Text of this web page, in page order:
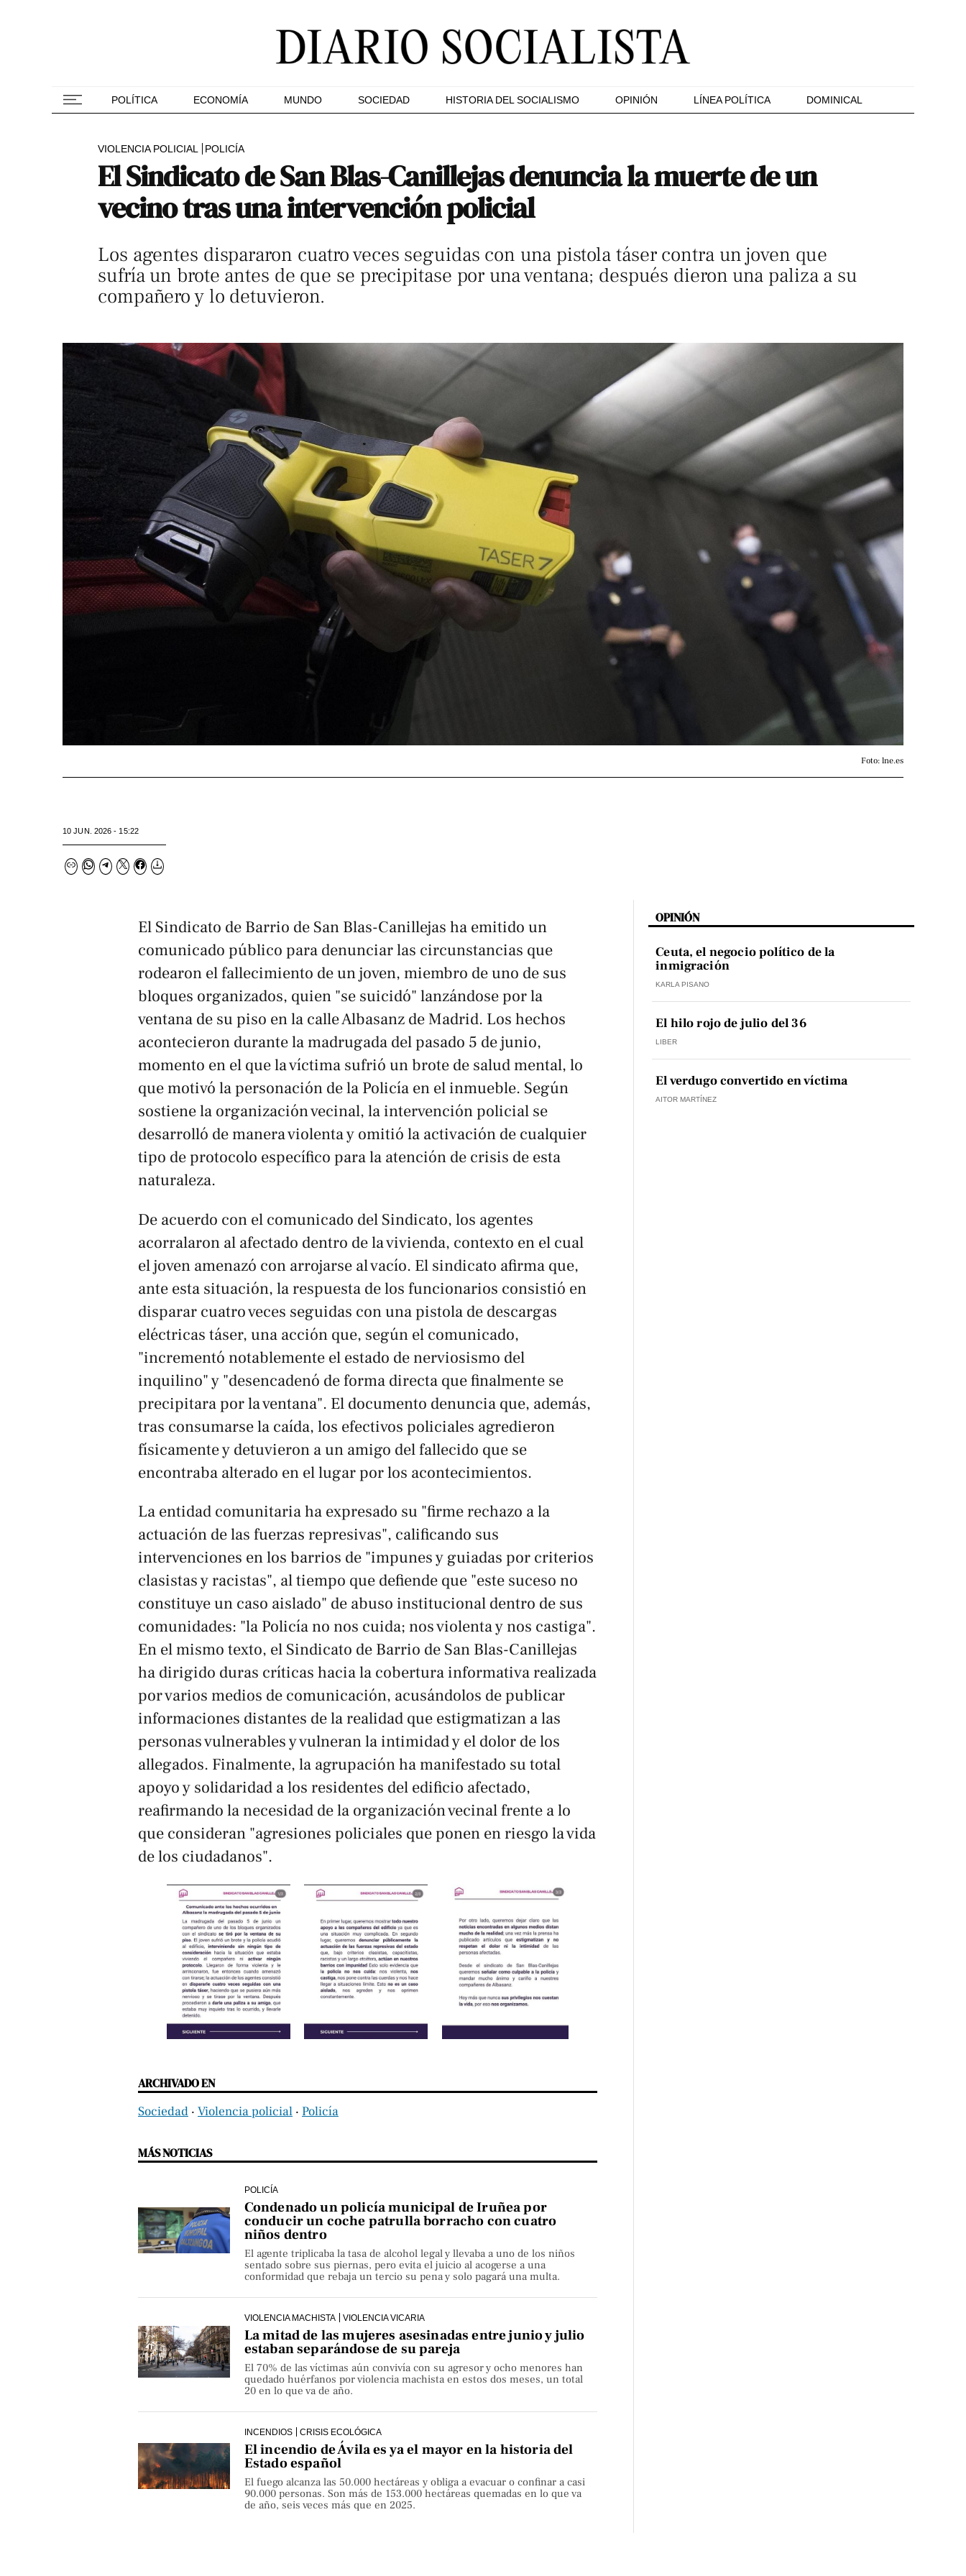
POLÍTICA ECONOMÍA MUNDO SOCIEDAD HISTORIA DEL SOCIALISMO OPINIÓN LÍNEA POLÍTICA DOMINICAL
VIOLENCIA POLICIAL POLICÍA
El Sindicato de San Blas-Canillejas denuncia la muerte de un
vecino tras una intervención policial
Los agentes dispararon cuatro veces seguidas con una pistola táser contra un joven que
sufría un brote antes de que se precipitase por una ventana; después dieron una paliza a su
compañero y lo detuvieron.
Foto: lne.es
10 JUN. 2026 - 15:22
El Sindicato de Barrio de San Blas-Canillejas ha emitido un
comunicado público para denunciar las circunstancias que
rodearon el fallecimiento de un joven, miembro de uno de sus
bloques organizados, quien "se suicidó" lanzándose por la
ventana de su piso en la calle Albasanz de Madrid. Los hechos
acontecieron durante la madrugada del pasado 5 de junio,
momento en el que la víctima sufrió un brote de salud mental, lo
que motivó la personación de la Policía en el inmueble. Según
sostiene la organización vecinal, la intervención policial se
desarrolló de manera violenta y omitió la activación de cualquier
tipo de protocolo específico para la atención de crisis de esta
naturaleza.
De acuerdo con el comunicado del Sindicato, los agentes
acorralaron al afectado dentro de la vivienda, contexto en el cual
el joven amenazó con arrojarse al vacío. El sindicato afirma que,
ante esta situación, la respuesta de los funcionarios consistió en
disparar cuatro veces seguidas con una pistola de descargas
eléctricas táser, una acción que, según el comunicado,
"incrementó notablemente el estado de nerviosismo del
inquilino" y "desencadenó de forma directa que finalmente se
precipitara por la ventana". El documento denuncia que, además,
tras consumarse la caída, los efectivos policiales agredieron
físicamente y detuvieron a un amigo del fallecido que se
encontraba alterado en el lugar por los acontecimientos.
La entidad comunitaria ha expresado su "firme rechazo a la
actuación de las fuerzas represivas", calificando sus
intervenciones en los barrios de "impunes y guiadas por criterios
clasistas y racistas", al tiempo que defiende que "este suceso no
constituye un caso aislado" de abuso institucional dentro de sus
comunidades: "la Policía no nos cuida; nos violenta y nos castiga".
En el mismo texto, el Sindicato de Barrio de San Blas-Canillejas
ha dirigido duras críticas hacia la cobertura informativa realizada
por varios medios de comunicación, acusándolos de publicar
informaciones distantes de la realidad que estigmatizan a las
personas vulnerables y vulneran la intimidad y el dolor de los
allegados. Finalmente, la agrupación ha manifestado su total
apoyo y solidaridad a los residentes del edificio afectado,
reafirmando la necesidad de la organización vecinal frente a lo
que consideran "agresiones policiales que ponen en riesgo la vida
de los ciudadanos".
ARCHIVADO EN
Sociedad ‧ Violencia policial ‧ Policía
MÁS NOTICIAS
POLICÍA
Condenado un policía municipal de Iruñea por
conducir un coche patrulla borracho con cuatro
niños dentro
El agente triplicaba la tasa de alcohol legal y llevaba a uno de los niños
sentado sobre sus piernas, pero evita el juicio al acogerse a una
conformidad que rebaja un tercio su pena y solo pagará una multa.
VIOLENCIA MACHISTA VIOLENCIA VICARIA
La mitad de las mujeres asesinadas entre junio y julio
estaban separándose de su pareja
El 70% de las víctimas aún convivía con su agresor y ocho menores han
quedado huérfanos por violencia machista en estos dos meses, un total
20 en lo que va de año.
INCENDIOS CRISIS ECOLÓGICA
El incendio de Ávila es ya el mayor en la historia del
Estado español
El fuego alcanza las 50.000 hectáreas y obliga a evacuar o confinar a casi
90.000 personas. Son más de 153.000 hectáreas quemadas en lo que va
de año, seis veces más que en 2025.
OPINIÓN
Ceuta, el negocio político de la
inmigración
KARLA PISANO
El hilo rojo de julio del 36
LIBER
El verdugo convertido en víctima
AITOR MARTÍNEZ